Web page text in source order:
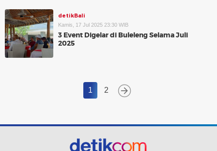
detikBali
Kamis, 17 Jul 2025 23:30 WIB
3 Event Digelar di Buleleng Selama Juli
2025
1 2